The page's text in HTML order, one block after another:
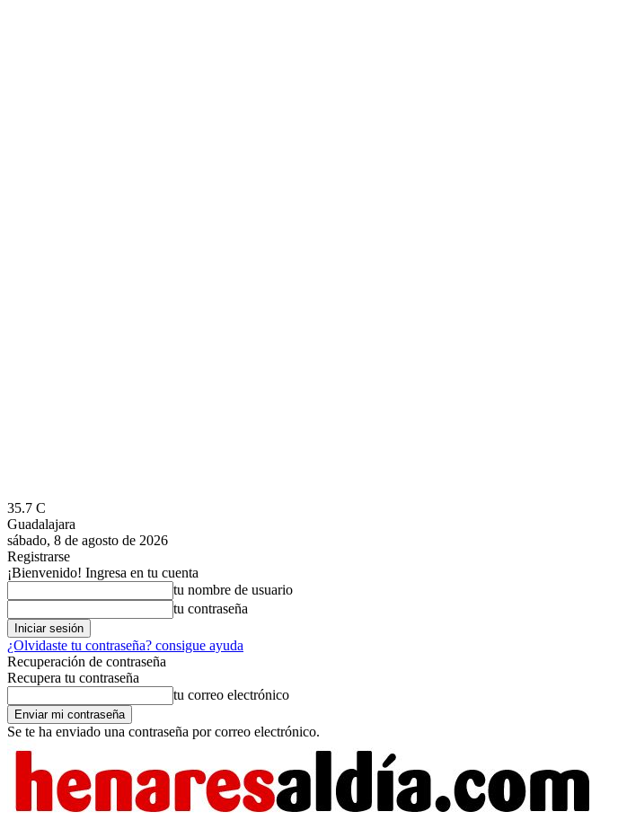
35.7 C
Guadalajara
sábado, 8 de agosto de 2026
Registrarse
¡Bienvenido! Ingresa en tu cuenta
tu nombre de usuario
tu contraseña
¿Olvidaste tu contraseña? consigue ayuda
Recuperación de contraseña
Recupera tu contraseña
tu correo electrónico
Se te ha enviado una contraseña por correo electrónico.